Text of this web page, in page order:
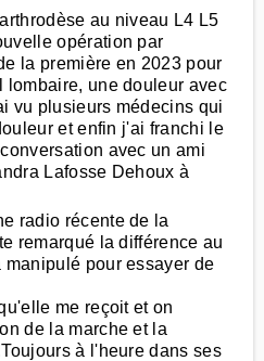
au niveau L4 L5
opération par
la première en 2023 pour
lombaire, une douleur avec
vu plusieurs médecins qui
et enfin j'ai franchi le
avec un ami
Lafosse Dehoux à
radio récente de la
remarqué la différence au
pour essayer de
me reçoit et on
de la marche et la
à l'heure dans ses